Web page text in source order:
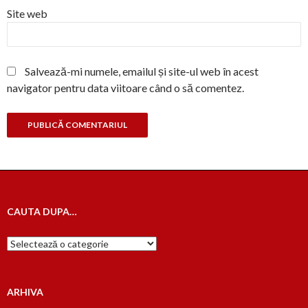
Site web
Salvează-mi numele, emailul și site-ul web în acest
navigator pentru data viitoare când o să comentez.
CAUTA DUPA…
Cauta
dupa…
ARHIVA